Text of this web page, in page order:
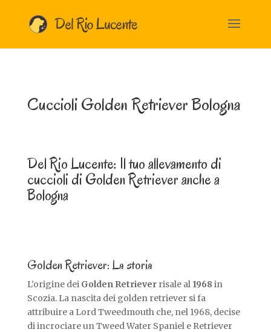
Cuccioli Golden Retriever Bologna
Del Rio Lucente: Il tuo allevamento di
cuccioli di Golden Retriever anche a
Bologna
Golden Retriever: La storia
L’origine dei Golden Retrieverrisale al 1968in
Scozia. La nascita dei golden retriever si fa
attribuire a Lord Tweedmouth che, nel 1968, decise
di incrociare un Tweed Water Spaniel e Retriever